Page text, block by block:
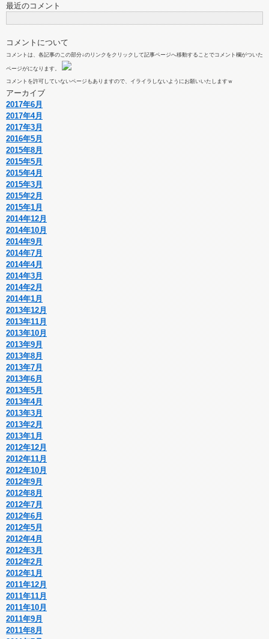
最近のコメント
コメントについて
コメントは、各記事のこの部分↓のリンクをクリックして記事ページへ移動することでコメント欄がついた
ページがになります。
コメントを許可していないページもありますので、イライラしないようにお願いいたしますｗ
アーカイブ
2017年6月
2017年4月
2017年3月
2016年5月
2015年8月
2015年5月
2015年4月
2015年3月
2015年2月
2015年1月
2014年12月
2014年10月
2014年9月
2014年7月
2014年4月
2014年3月
2014年2月
2014年1月
2013年12月
2013年11月
2013年10月
2013年9月
2013年8月
2013年7月
2013年6月
2013年5月
2013年4月
2013年3月
2013年2月
2013年1月
2012年12月
2012年11月
2012年10月
2012年9月
2012年8月
2012年7月
2012年6月
2012年5月
2012年4月
2012年3月
2012年2月
2012年1月
2011年12月
2011年11月
2011年10月
2011年9月
2011年8月